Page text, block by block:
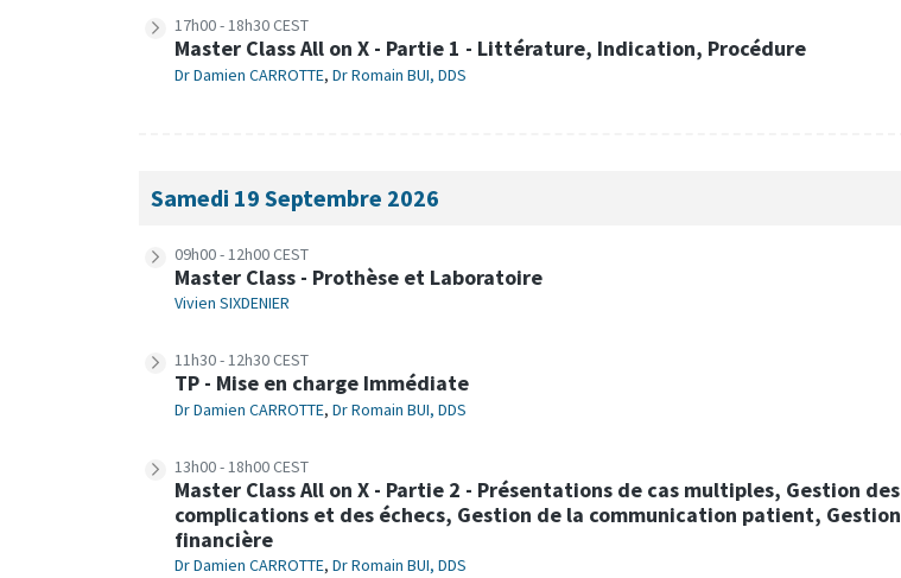
17h00 - 18h30 CEST
Master Class All on X - Partie 1 - Littérature, Indication, Procédure
Dr Damien CARROTTE, Dr Romain BUI, DDS
Samedi 19 Septembre 2026
09h00 - 12h00 CEST
Master Class - Prothèse et Laboratoire
Vivien SIXDENIER
11h30 - 12h30 CEST
TP - Mise en charge Immédiate
Dr Damien CARROTTE, Dr Romain BUI, DDS
13h00 - 18h00 CEST
Master Class All on X - Partie 2 - Présentations de cas multiples, Gestion des
complications et des échecs, Gestion de la communication patient, Gestion
financière
Dr Damien CARROTTE, Dr Romain BUI, DDS